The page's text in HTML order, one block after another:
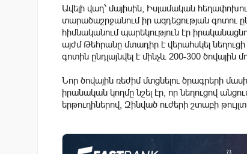
Ավելի վաղ՝ մայիսին, Իսլամական
տարածաշրջանում իր ազդեցության գոտու
հիմնականում պարեկություն էր
այժմ Թեհրանը մտադիր է վերահսկել
գոտին ընդլայնվել է մինչև 200-300 ծովային
Նոր ծովային ռեժիմ մտցնելու ծրագրերի
իրանական կողմը նշել էր, որ նեղուցով
երթուղիներով, Զինված ուժերի շտաբի